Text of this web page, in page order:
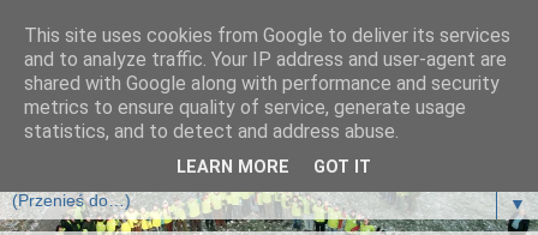
Klub Biegających Leśników
Klub Biegających Leśników jest klubem sportowym i działa
na zasadzie Stowarzyszenia.
▼
This site uses cookies from Google to deliver its services
and to analyze traffic. Your IP address and user-agent are
shared with Google along with performance and security
metrics to ensure quality of service, generate usage
statistics, and to detect and address abuse.
LEARN MORE GOT IT